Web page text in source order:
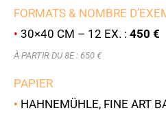
FORMATS & NOMBRE
• 30×40 CM – 12 EX. : 450 €
À PARTIR DU 8E : 650 €
PAPIER
• HAHNEMÜHLE, FINE ART